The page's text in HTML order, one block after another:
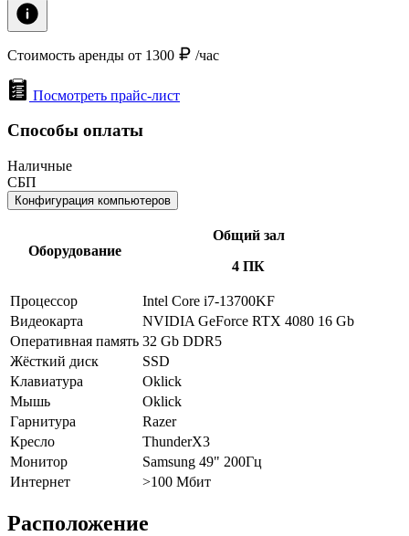
Стоимость аренды от 1300 /час
Посмотреть прайс-лист
Способы оплаты
Наличные
СБП
Конфигурация компьютеров
Оборудование
Общий зал
4 ПК
Процессор
Intel Core i7-13700KF
Видеокарта
NVIDIA GeForce RTX 4080 16 Gb
Оперативная память 32 Gb DDR5
Жёсткий диск
SSD
Клавиатура
Oklick
Мышь
Oklick
Гарнитура
Razer
Кресло
ThunderX3
Монитор
Samsung 49" 200Гц
Интернет
>100 Мбит
Расположение